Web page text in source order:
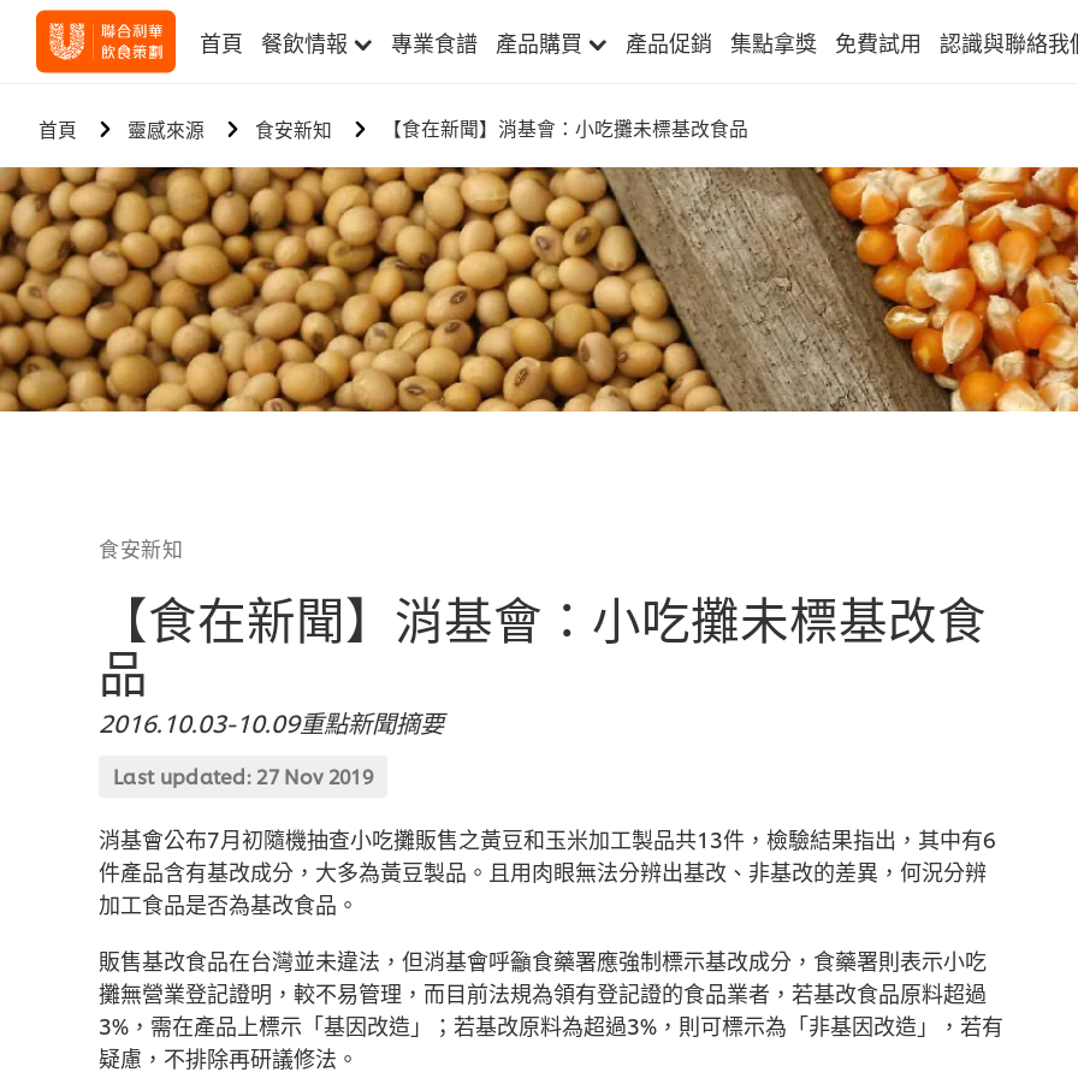
首頁 餐飲情報 專業食譜 產品購買 產品促銷 集點拿獎 免費試用 認識與聯絡我
首頁 靈感來源 食安新知 【食在新聞】消基會：小吃攤未標基改食品
食安新知
【食在新聞】消基會：小吃攤未標基改食
品
2016.10.03-10.09重點新聞摘要
Last updated: 27 Nov 2019
消基會公布7月初隨機抽查小吃攤販售之黃豆和玉米加工製品共13件，檢驗結果指出，其中有6
件產品含有基改成分，大多為黃豆製品。且用肉眼無法分辨出基改、非基改的差異，何況分辨
加工食品是否為基改食品。
販售基改食品在台灣並未違法，但消基會呼籲食藥署應強制標示基改成分，食藥署則表示小吃
攤無營業登記證明，較不易管理，而目前法規為領有登記證的食品業者，若基改食品原料超過
3%，需在產品上標示「基因改造」；若基改原料為超過3%，則可標示為「非基因改造」，若有
疑慮，不排除再研議修法。